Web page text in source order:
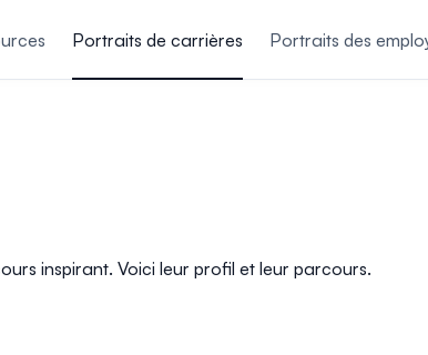
Portraits de carrières Portraits des
inspirant. Voici leur profil et leur parcours.